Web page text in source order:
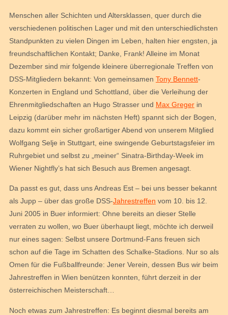
Menschen aller Schichten und Altersklassen, quer durch die
verschiedenen politischen Lager und mit den unterschiedlichsten
Standpunkten zu vielen Dingen im Leben, halten hier engsten, ja
freundschaftlichen Kontakt; Danke, Frank! Alleine im Monat
Dezember sind mir folgende kleinere überregionale Treffen von
DSS-Mitgliedern bekannt: Von gemeinsamen Tony Bennett-
Konzerten in England und Schottland, über die Verleihung der
Ehrenmitgliedschaften an Hugo Strasser und Max Greger in
Leipzig (darüber mehr im nächsten Heft) spannt sich der Bogen,
dazu kommt ein sicher großartiger Abend von unserem Mitglied
Wolfgang Selje in Stuttgart, eine swingende Geburtstagsfeier im
Ruhrgebiet und selbst zu „meiner“ Sinatra-Birthday-Week im
Wiener Nightfly’s hat sich Besuch aus Bremen angesagt.
Da passt es gut, dass uns Andreas Est – bei uns besser bekannt
als Jupp – über das große DSS-Jahrestreffen vom 10. bis 12.
Juni 2005 in Buer informiert: Ohne bereits an dieser Stelle
verraten zu wollen, wo Buer überhaupt liegt, möchte ich derweil
nur eines sagen: Selbst unsere Dortmund-Fans freuen sich
schon auf die Tage im Schatten des Schalke-Stadions. Nur so als
Omen für die Fußballfreunde: Jener Verein, dessen Bus wir beim
Jahrestreffen in Wien benützen konnten, führt derzeit in der
österreichischen Meisterschaft…
Noch etwas zum Jahrestreffen: Es beginnt diesmal bereits am